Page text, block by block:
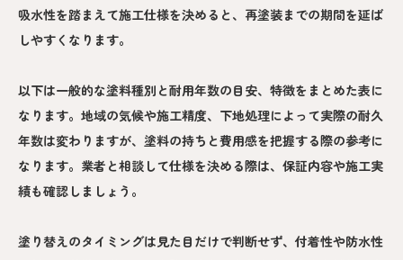
吸水性を踏まえて施工仕様を決めると、再塗装までの期間を延ば
しやすくなります。
以下は一般的な塗料種別と耐用年数の目安、特徴をまとめた表に
なります。地域の気候や施工精度、下地処理によって実際の耐久
年数は変わりますが、塗料の持ちと費用感を把握する際の参考に
なります。業者と相談して仕様を決める際は、保証内容や施工実
績も確認しましょう。
塗り替えのタイミングは見た目だけで判断せず、付着性や防水性